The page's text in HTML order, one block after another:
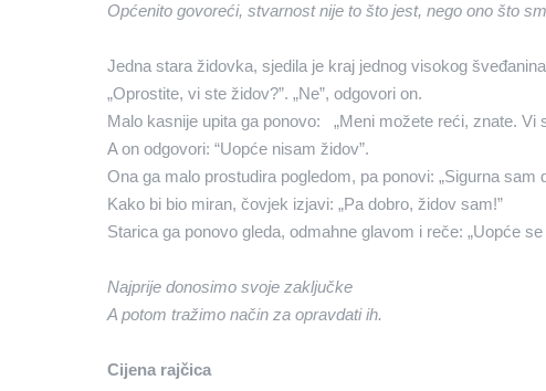
Općenito govoreći, stvarnost nije to što jest, nego ono što
Jedna stara židovka, sjedila je kraj jednog visokog
„Oprostite, vi ste židov?”. „Ne”, odgovori on.
Malo kasnije upita ga ponovo: „Meni možete reći, znate. Vi
A on odgovori: “Uopće nisam židov”.
Ona ga malo prostudira pogledom, pa ponovi: „Sigurna sam
Kako bi bio miran, čovjek izjavi: „Pa dobro, židov sam!”
Starica ga ponovo gleda, odmahne glavom i reče: „Uopće se
Najprije donosimo svoje zaključke
A potom tražimo način za opravdati ih.
Cijena rajčica